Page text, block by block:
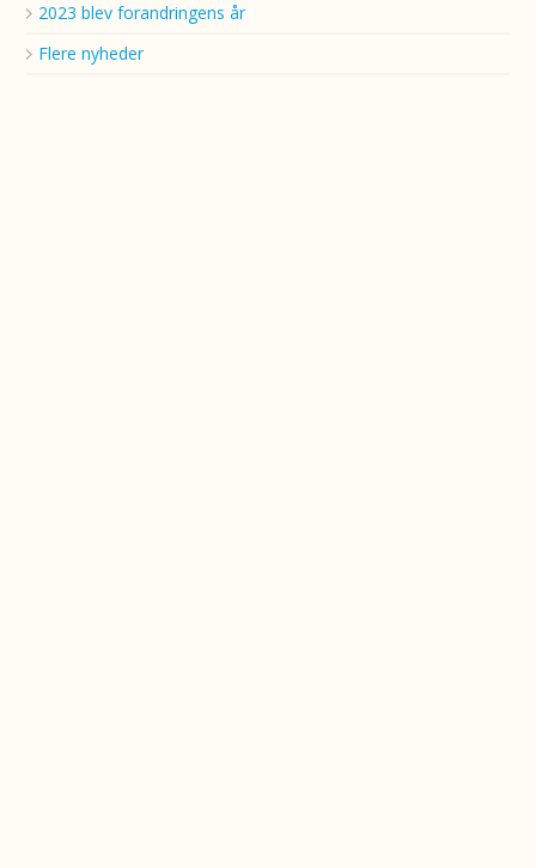
2023 blev forandringens år
Flere nyheder